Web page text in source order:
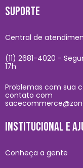
SUPORTE
Central de
(11) 2681-4020 -
17h
Problemas com sua
contato com
INSTITUCIONAL E
Conheça a gente